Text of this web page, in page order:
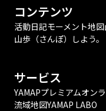
コンテンツ
活動日記モーメント地図
山歩（さんぽ）しよう。
サービス
YAMAPプレミアムオン
流域地図YAMAP LABO